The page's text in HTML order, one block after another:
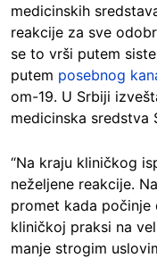
medicinskih
reakcije za sve
se to vrši putem
putem posebnog
om-19. U Srbiji
medicinska sredstva
“Na kraju kliničkog
neželjene reakcije.
promet kada počinje
kliničkoj praksi na
manje strogim